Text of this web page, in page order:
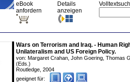
eBook
anfordern
Details
anzeigen
Wars on Terrorism and Iraq. - Human
Unilateralism and US Foreign Policy.
von: Margaret Crahan, John Goering, Thomas
(Eds.)
Routledge 2004
geeignet für: